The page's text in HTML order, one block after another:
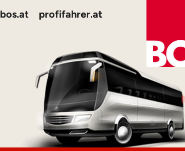
bos.at profifahrer.at